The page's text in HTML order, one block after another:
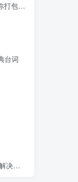
who packed your parachute 谁在为你打包降落伞？
台词
用help someone out来表示帮助某人解决问题/摆脱困境